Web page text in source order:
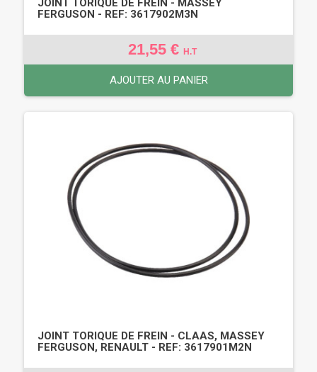
FERGUSON - REF: 3617902M3N
21,55 € H.T
AJOUTER AU PANIER
JOINT TORIQUE DE FREIN - CLAAS, MASSEY
FERGUSON, RENAULT - REF: 3617901M2N